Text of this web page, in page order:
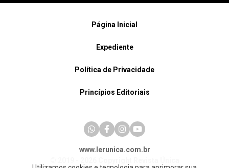
Página Inicial
Expediente
Política de Privacidade
Princípios Editoriais
www.lerunica.com.br